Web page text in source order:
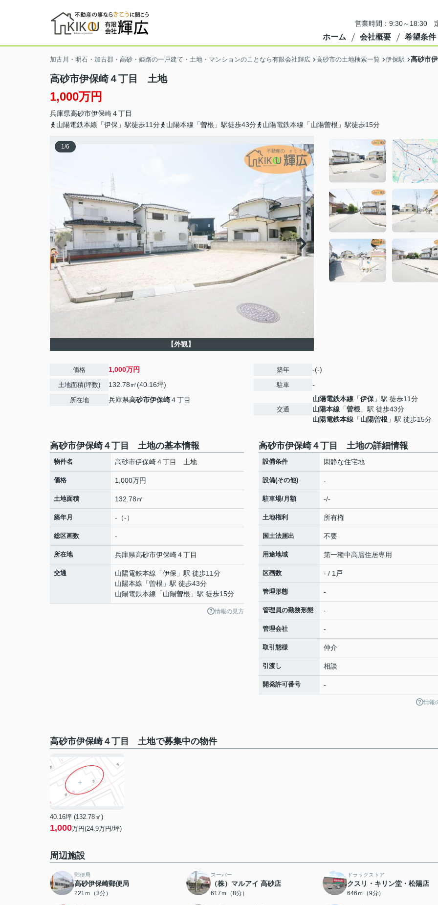
営業時間：9:30～18:30
ホーム 会社概要 希望条件
加古川・明石・加古郡・高砂・姫路の一戸建て・土地・マンションのことなら有限会社輝広 高砂市の土地検索一覧 伊保駅 高砂市
高砂市伊保崎４丁目 土地
1,000万円
兵庫県高砂市伊保崎４丁目
山陽電鉄本線「伊保」駅徒歩11分
山陽本線「曽根」駅徒歩43分 山陽電鉄本線「山陽曽根」駅徒歩15分
1/6
【外観】
価格 1,000万円
土地面積(坪数) 132.78㎡(40.16坪)
所在地 兵庫県高砂市伊保崎４丁目
築年 -(-)
駐車 -
交通
山陽電鉄本線 「伊保 」駅 徒歩11分
山陽本線 「曽根 」駅 徒歩43分
山陽電鉄本線 「山陽曽根 」駅 徒歩15分
高砂市伊保崎４丁目 土地の基本情報
物件名 高砂市伊保崎４丁目 土地
価格 1,000万円
土地面積 132.78㎡
築年月 -（-）
総区画数 -
所在地 兵庫県高砂市伊保崎４丁目
交通 山陽電鉄本線 「伊保 」駅 徒歩11分
山陽本線 「曽根 」駅 徒歩43分
山陽電鉄本線 「山陽曽根 」駅 徒歩15分
情報の見方
高砂市伊保崎４丁目 土地の詳細情報
設備条件 閑静な住宅地
設備(その他) -
駐車場/月額 -/-
土地権利 所有権
国土法届出 不要
用途地域 第一種中高層住居専用
区画数 - / 1戸
管理形態 -
管理員の勤務形態 -
管理会社 -
取引態様 仲介
引渡し 相談
開発許可番号 -
情報
高砂市伊保崎４丁目 土地で募集中の物件
40.16坪 (132.78㎡)
1,000万円(24.9万円/坪)
周辺施設
郵便局
高砂伊保崎郵便局
221ｍ（3分）
スーパー
（株）マルアイ 高砂店
617ｍ（8分）
ドラッグストア
クスリ・キリン堂・松陽店
646ｍ（9分）